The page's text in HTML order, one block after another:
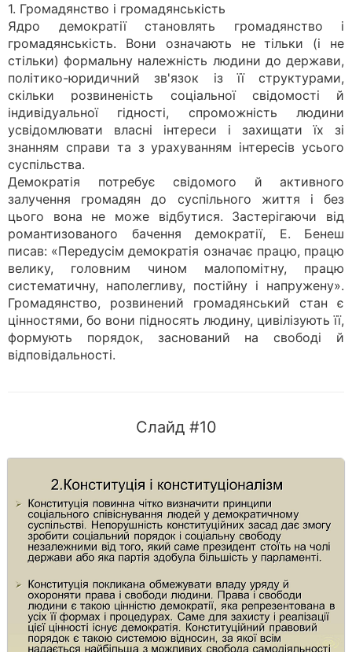
1. Громадянство і громадянськість
Ядро демократії становлять громадянство і
громадянськість. Вони означають не тільки (і не
стільки) формальну належність людини до держави,
політико-юридичний зв'язок із її структурами,
скільки розвиненість соціальної свідомості й
індивідуальної гідності, спроможність людини
усвідомлювати власні інтереси і захищати їх зі
знанням справи та з урахуванням інтересів усього
суспільства.
Демократія потребує свідомого й активного
залучення громадян до суспільного життя і без
цього вона не може відбутися. Застерігаючи від
романтизованого бачення демократії, Е. Бенеш
писав: «Передусім демократія означає працю, працю
велику, головним чином малопомітну, працю
систематичну, наполегливу, постійну і напружену».
Громадянство, розвинений громадянський стан є
цінностями, бо вони підносять людину, цивілізують її,
формують порядок, заснований на свободі й
відповідальності.
Слайд #10